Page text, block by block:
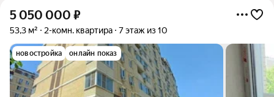
5 050 000 ₽
53,3 м² 2-комн. квартира 7 этаж из 10
новостройка онлайн показ